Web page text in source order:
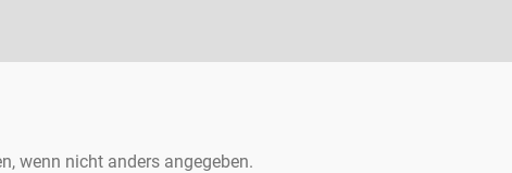
wenn nicht anders angegeben.